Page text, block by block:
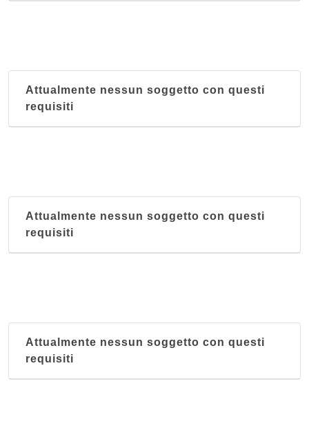
Attualmente nessun soggetto con questi
requisiti
Attualmente nessun soggetto con questi
requisiti
Attualmente nessun soggetto con questi
requisiti